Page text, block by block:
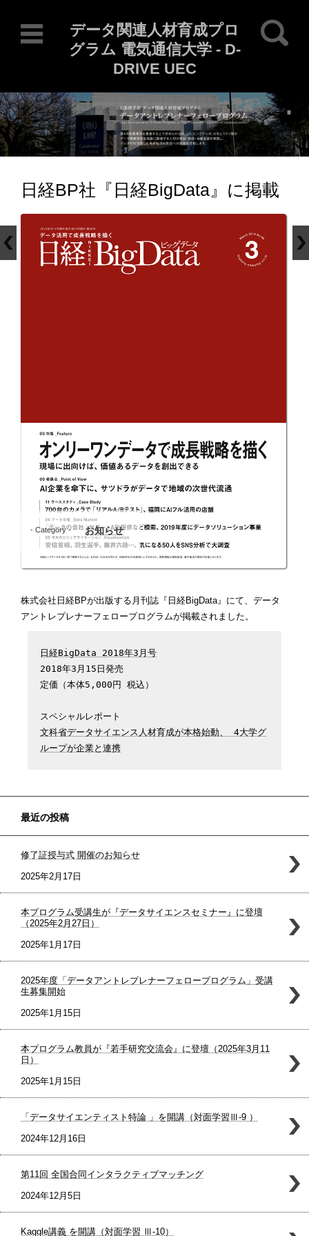
データ関連人材育成プロ
グラム 電気通信大学 - D-
DRIVE UEC
検索:
コンテンツに移動
日経BP社『日経BigData』に掲載
- Category - お知らせ
株式会社日経BPが出版する月刊誌『日経BigData』にて、データ
アントレプレナーフェロープログラムが掲載されました。
日経BigData 2018年3月号
2018年3月15日発売
定価（本体5,000円 税込）
文科省データサイエンス人材育成が本格始動、 4大学グ
ループが企業と連携
最近の投稿
修了証授与式 開催のお知らせ
2025年2月17日
本プログラム受講生が『データサイエンスセミナー』に登壇
（2025年2月27日）
2025年1月17日
2025年度「データアントレプレナーフェロープログラム」受講
生募集開始
2025年1月15日
本プログラム教員が『若手研究交流会』に登壇（2025年3月11
日）
2025年1月15日
「データサイエンティスト特論 」を開講（対面学習Ⅲ-9 ）
2024年12月16日
第11回 全国合同インタラクティブマッチング
2024年12月5日
Kaggle講義 を開講（対面学習 Ⅲ-10）